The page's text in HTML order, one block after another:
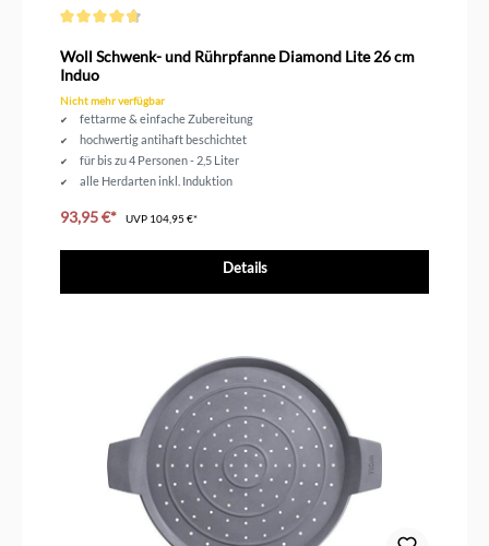
Woll Schwenk- und Rührpfanne Diamond Lite 26 cm
Induo
Nicht mehr verfügbar
fettarme & einfache Zubereitung
hochwertig antihaft beschichtet
für bis zu 4 Personen - 2,5 Liter
alle Herdarten inkl. Induktion
93,95 €* UVP 104,95 €*
Details